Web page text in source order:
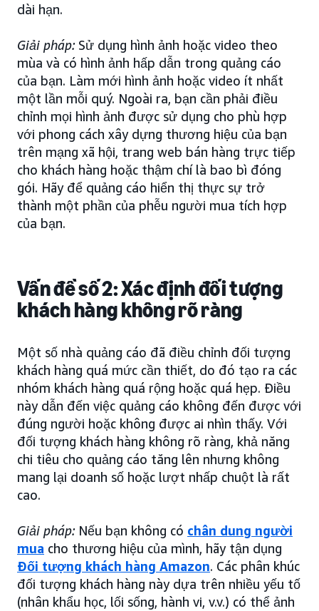
dài hạn.
Giải pháp: Sử dụng hình ảnh hoặc video theo
mùa và có hình ảnh hấp dẫn trong quảng cáo
của bạn. Làm mới hình ảnh hoặc video ít nhất
một lần mỗi quý. Ngoài ra, bạn cần phải điều
chỉnh mọi hình ảnh được sử dụng cho phù hợp
với phong cách xây dựng thương hiệu của bạn
trên mạng xã hội, trang web bán hàng trực tiếp
cho khách hàng hoặc thậm chí là bao bì đóng
gói. Hãy để quảng cáo hiển thị thực sự trở
thành một phần của phễu người mua tích hợp
của bạn.
Vấn đề số 2: Xác định đối tượng
khách hàng không rõ ràng
Một số nhà quảng cáo đã điều chỉnh đối tượng
khách hàng quá mức cần thiết, do đó tạo ra các
nhóm khách hàng quá rộng hoặc quá hẹp. Điều
này dẫn đến việc quảng cáo không đến được với
đúng người hoặc không được ai nhìn thấy. Với
đối tượng khách hàng không rõ ràng, khả năng
chi tiêu cho quảng cáo tăng lên nhưng không
mang lại doanh số hoặc lượt nhấp chuột là rất
cao.
Giải pháp: Nếu bạn không có chân dung người
mua cho thương hiệu của mình, hãy tận dụng
Đối tượng khách hàng Amazon. Các phân khúc
đối tượng khách hàng này dựa trên nhiều yếu tố
(nhân khẩu học, lối sống, hành vi, v.v.) có thể ảnh